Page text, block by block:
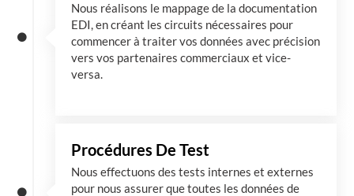
Nous réalisons le mappage de la documentation
EDI, en créant les circuits nécessaires pour
commencer à traiter vos données avec précision
vers vos partenaires commerciaux et vice-
versa.
Procédures De Test
Nous effectuons des tests internes et externes
pour nous assurer que toutes les données de